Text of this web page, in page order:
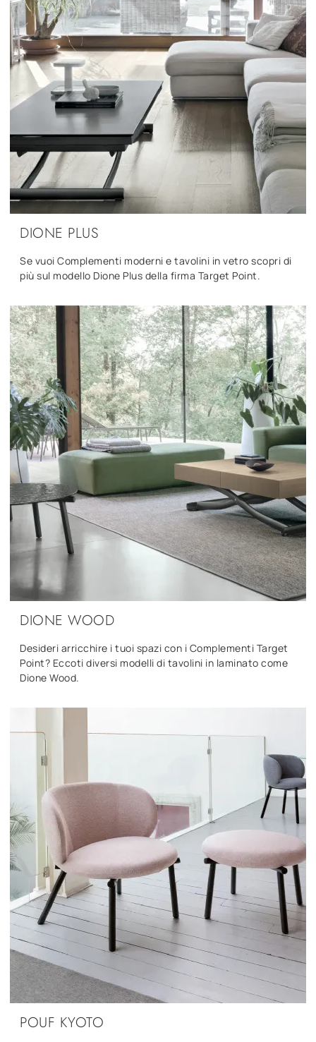
DIONE PLUS
Se vuoi Complementi moderni e tavolini in vetro scopri di
più sul modello Dione Plus della firma Target Point.
DIONE WOOD
Desideri arricchire i tuoi spazi con i Complementi Target
Point? Eccoti diversi modelli di tavolini in laminato come
Dione Wood.
POUF KYOTO